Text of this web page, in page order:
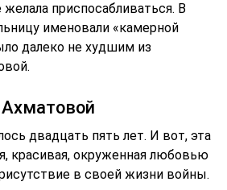
приспосабливаться. В
именовали «камерной
далеко не худшим из
двадцать пять лет. И вот, эта
красивая, окруженная любовью
в своей жизни войны.